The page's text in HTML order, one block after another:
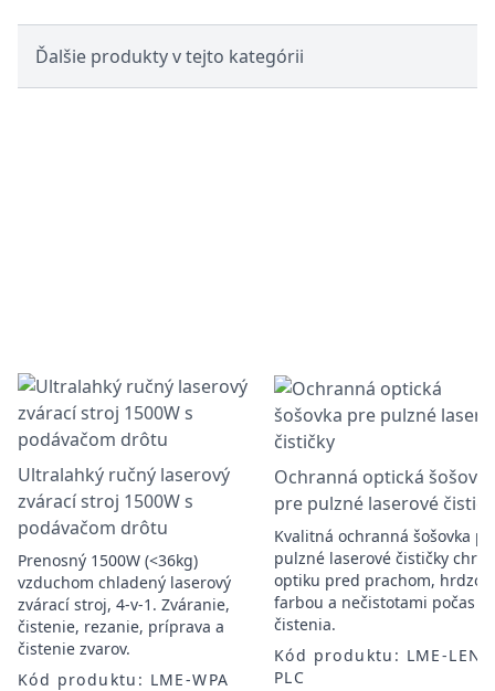
Ďalšie produkty v tejto kategórii
Ultralahký ručný laserový
zvárací stroj 1500W s
podávačom drôtu
Prenosný 1500W (<36kg)
vzduchom chladený laserový
zvárací stroj, 4-v-1. Zváranie,
čistenie, rezanie, príprava a
čistenie zvarov.
Kód produktu: LME-WPA
Ochranná optická
pre pulzné laserové
Kvalitná ochranná šošovka
pulzné laserové čističky
optiku pred prachom,
farbou a nečistotami počas
čistenia.
Kód produktu: LME-
PLC